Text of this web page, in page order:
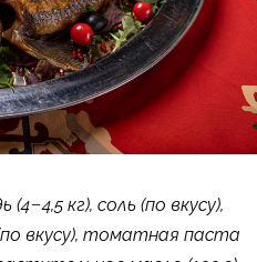
(4−4,5 кг), соль (по вкусу),
вкусу), томатная паста